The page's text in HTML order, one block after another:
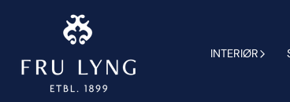
Hopp til innhold
INTERIØR